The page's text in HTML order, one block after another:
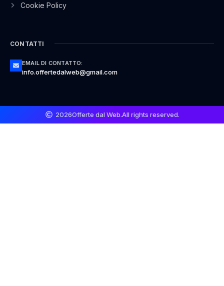
Cookie Policy
CONTATTI
EMAIL DI CONTATTO:
info.offertedalweb@gmail.com
2026Offerte dal Web.All rights reserved.